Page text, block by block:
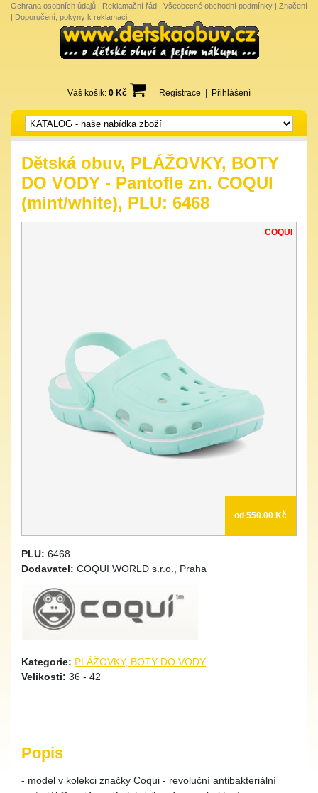
Ochrana osobních údajů | Reklamační řád | Všeobecné obchodní podmínky | Značení
| Doporučení, pokyny k reklamaci
Váš košík: 0 Kč Registrace Přihlášení
Dětská obuv, PLÁŽOVKY, BOTY
DO VODY - Pantofle zn. COQUI
(mint/white), PLU: 6468
COQUI
od 550.00 Kč
PLU: 6468
Dodavatel: COQUI WORLD s.r.o., Praha
Kategorie: PLÁŽOVKY, BOTY DO VODY
Velikosti: 36 - 42
Popis
- model v kolekci značky Coqui - revoluční antibakteriální